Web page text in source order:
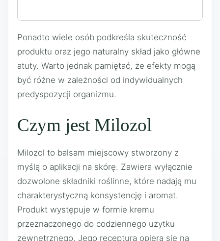
Ponadto wiele osób podkreśla skuteczność
produktu oraz jego naturalny skład jako główne
atuty. Warto jednak pamiętać, że efekty mogą
być różne w zależności od indywidualnych
predyspozycji organizmu.
Czym jest Milozol
Milozol to balsam miejscowy stworzony z
myślą o aplikacji na skórę. Zawiera wyłącznie
dozwolone składniki roślinne, które nadają mu
charakterystyczną konsystencję i aromat.
Produkt występuje w formie kremu
przeznaczonego do codziennego użytku
zewnętrznego. Jego receptura opiera się na